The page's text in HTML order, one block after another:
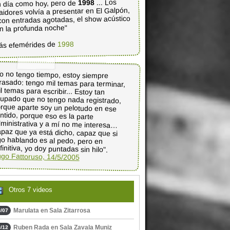
día como hoy, pero de1998 ... Los
volvía a presentar en El Galpón,
entradas agotadas, el show acústico
la profunda noche"
efemérides de 1998
no tengo tiempo, estoy siempre
tengo mil temas para terminar,
temas para escribir... Estoy tan
que no tengo nada registrado,
aparte soy un pelotudo en ese
porque eso es la parte
y a mí no me interesa…
que ya está dicho, capaz que si
hablando es al pedo, pero en
yo doy puntadas sin hilo".
Fattoruso, 14/5/2005
Otros 7 videos
07 Marulata en Sala Zitarrosa
12 Ruben Rada en Sala Zavala Muniz